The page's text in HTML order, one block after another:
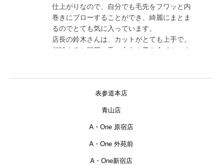
仕上がりなので、自分でも毛先をフワッと内
巻きにブローすることができ、綺麗にまとま
るのでとても気に入っています。
店長の鈴木さんは、カットがとても上手で、
相談すると髪質、毛の方向や量も全てトータ
また前回から伸びた分や髪の痛み具合、普段
に考えながら縮毛矯正もヘアカラーも調整し
て仕上げてくださるので、とても信頼してい
くせ毛でお悩みの方におすすめです！
表参道本店
青山店
A・One 原宿店
A・One 外苑前
A・One新宿店